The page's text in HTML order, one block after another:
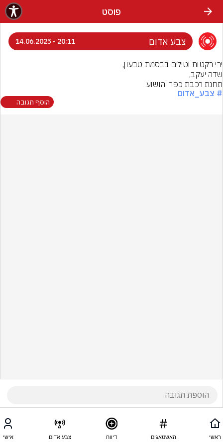
פוסט
צבע אדום 20:11 - 14.06.2025
תחנת רכבת כפר יהושוע
# צבע_אדום
הוסף תגובה
ראשי האשטאגים דיווח צבע אדום אישי